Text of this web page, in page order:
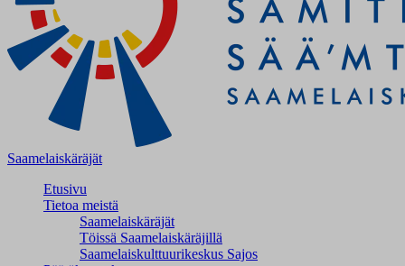
Saamelaiskäräjät
Etusivu
Tietoa meistä
Saamelaiskäräjät
Töissä Saamelaiskäräjillä
Saamelaiskulttuuri­keskus Sajos